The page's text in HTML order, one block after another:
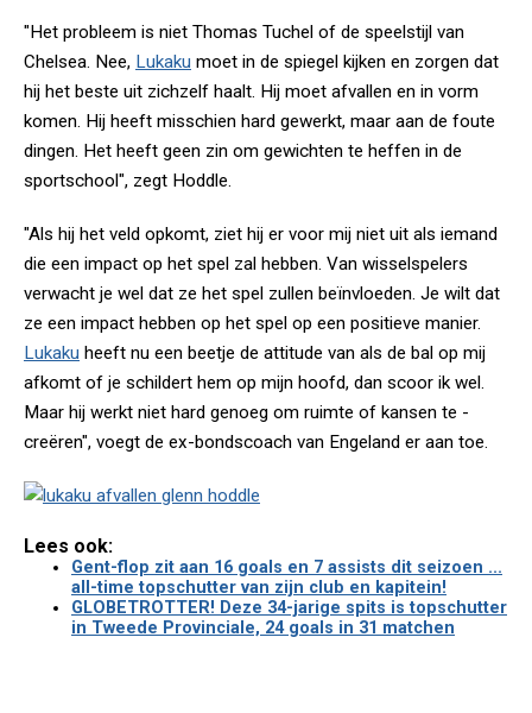
"Het probleem is niet Thomas ­Tuchel of de speelstijl van
Chelsea. Nee, Lukaku moet in de spiegel ­kijken en zorgen dat
hij het beste uit zichzelf haalt. Hij moet ­afvallen en in vorm
komen. Hij heeft misschien hard gewerkt, maar aan de foute
dingen. Het heeft geen zin om gewichten te heffen in de
sportschool", zegt Hoddle.
"Als hij het veld opkomt, ziet hij er voor mij niet uit als iemand
die een impact op het spel zal hebben. Van wisselspelers
verwacht je wel dat ze het spel zullen beïnvloeden. Je wilt dat
ze een impact hebben op het spel op een positieve manier.
Lukaku heeft nu een beetje de attitude van als de bal op mij
afkomt of je schildert hem op mijn hoofd, dan scoor ik wel.
Maar hij werkt niet hard genoeg om ruimte of kansen te ­
creëren", voegt de ex-bondscoach van Engeland er aan toe.
Lees ook:
Gent-flop zit aan 16 goals en 7 assists dit seizoen ...
all-time topschutter van zijn club en kapitein!
GLOBETROTTER! Deze 34-jarige spits is topschutter
in Tweede Provinciale, 24 goals in 31 matchen